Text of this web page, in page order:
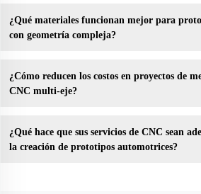
¿Qué materiales funcionan mejor para
con geometría compleja?
¿Cómo reducen los costos en proyectos de
CNC multi-eje?
¿Qué hace que sus servicios de CNC sean
la creación de prototipos automotrices?